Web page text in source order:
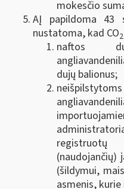
mokesčio
AĮ papildoma 43
nustatoma, kad CO2
naftos
dujų balionus;
(naudojančių)
(šildymui,
asmenis,